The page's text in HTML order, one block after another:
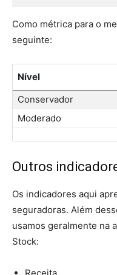
Como métrica para o
seguinte:
Nível
Conservador
Moderado
Outros
Os indicadores aqui
seguradoras. Além
usamos geralmente na
Stock:
Receita